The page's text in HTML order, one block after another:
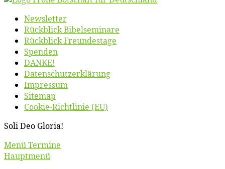
News­let­ter
Rück­blick Bibelseminare
Rück­blick Freundestage
Spen­den
DANKE!
Daten­schutz­er­klä­rung
Im­pres­sum
Site­map
Coo­kie-Rich­t­­li­­nie (EU)
So­li Deo Gloria!
Scroll
Up
Menü Termine
Hauptmenü